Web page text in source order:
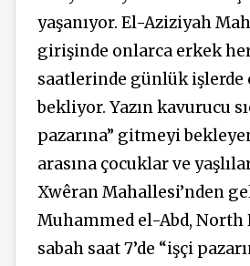
yaşanıyor. El-Aziziyah
girişinde onlarca erkek
saatlerinde günlük işlerde
bekliyor. Yazın kavurucu
pazarına” gitmeyi
arasına çocuklar ve
Xwêran Mahallesi’nden
Muhammed el-Abd, North
sabah saat 7’de “işçi